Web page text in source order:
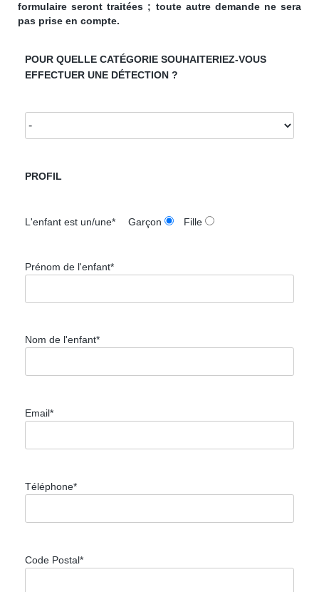
formulaire seront traitées ; toute autre demande ne sera
pas prise en compte.
POUR QUELLE CATÉGORIE SOUHAITERIEZ-VOUS
EFFECTUER UNE DÉTECTION ?
PROFIL
L'enfant est un/une* Garçon Fille
Prénom de l'enfant*
Nom de l'enfant*
Email*
Téléphone*
Code Postal*